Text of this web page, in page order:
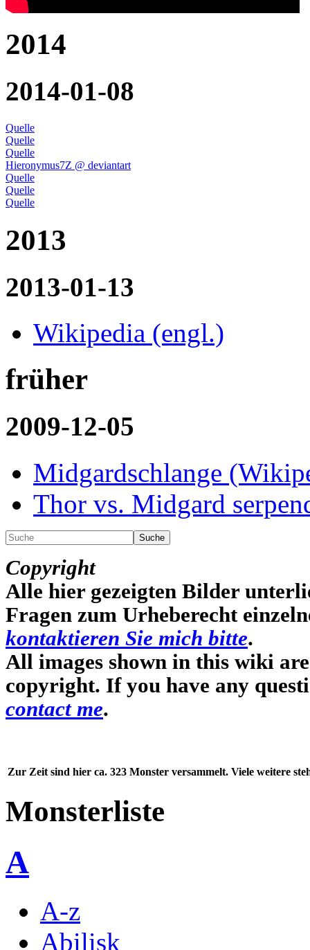
2014
2014-01-08
Quelle
Quelle
Quelle
Hieronymus7Z @ deviantart
Quelle
Quelle
Quelle
2013
2013-01-13
Wikipedia (engl.)
früher
2009-12-05
Midgardschlange
Thor vs. Midgard
Suche
Copyright
Alle hier gezeigten Bilder
Fragen zum Urheberecht
kontaktieren Sie mich bitte.
All images shown in this wiki
copyright. If you have any
contact me.
Zur Zeit sind hier ca. 323 Monster versammelt. Viele weitere
Monsterliste
A
A-z
Abilisk